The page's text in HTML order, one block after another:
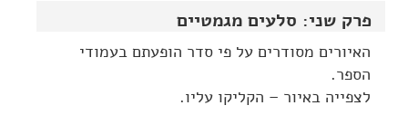
פרק שני: סלעים מגמטיים
האיורים מסודרים על פי סדר הופעתם בעמודי
הספר.
לצפייה באיור – הקליקו עליו.